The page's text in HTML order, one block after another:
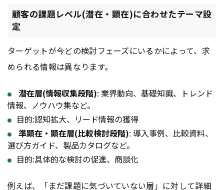
顧客の課題レベル(潜在・顕在)に合わせたテーマ設
定
ターゲットが今どの検討フェーズにいるかによって、求
められる情報は異なります。
潜在層(情報収集段階): 業界動向、基礎知識、トレンド
情報、ノウハウ集など。
目的:認知拡大、リード情報の獲得
準顕在・顕在層(比較検討段階): 導入事例、比較資料、
選び方ガイド、製品カタログなど。
目的:具体的な検討の促進、商談化
例えば、「まだ課題に気づいていない層」に対して詳細